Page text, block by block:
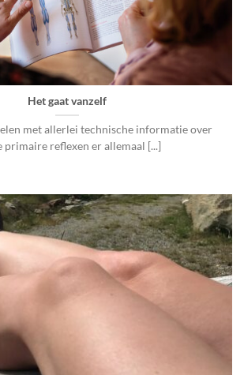
Het gaat vanzelf
met allerlei technische informatie over
primaire reflexen er allemaal [...]